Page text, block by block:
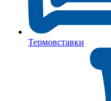
Термовставки